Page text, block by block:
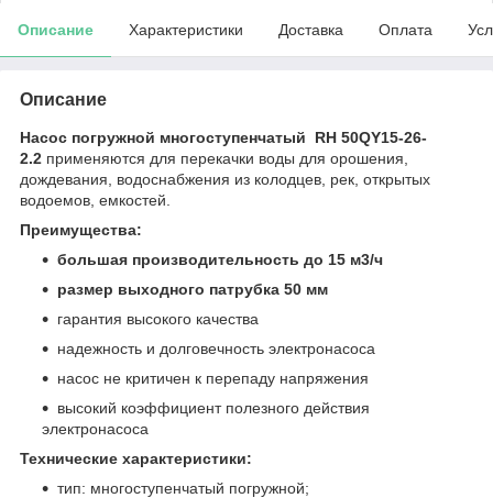
Описание Характеристики Доставка Оплата
Описание
Насос погружной многоступенчатый RH 50QY15-26-
2.2 применяются для перекачки воды для орошения,
дождевания, водоснабжения из колодцев, рек, открытых
водоемов, емкостей.
Преимущества:
большая производительность до 15 м3/ч
размер выходного патрубка 50 мм
гарантия высокого качества
надежность и долговечность электронасоса
насос не критичен к перепаду напряжения
высокий коэффициент полезного действия
электронасоса
Технические характеристики:
тип: многоступенчатый погружной;